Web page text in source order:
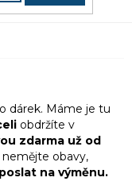
dárek. Máme je tu
obdržíte v
zdarma už od
obavy,
na výměnu.